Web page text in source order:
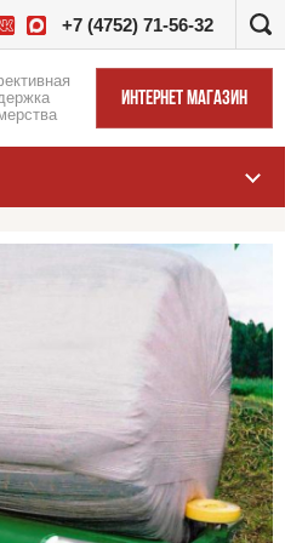
+7 (4752) 71-56-32
ИНТЕРНЕТ МАГАЗИН